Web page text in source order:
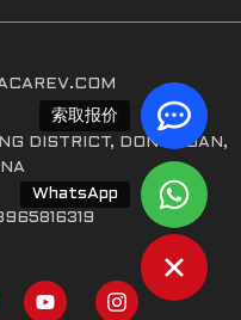
索取报价
WhatsApp
DISTRICT, DONGGUAN,